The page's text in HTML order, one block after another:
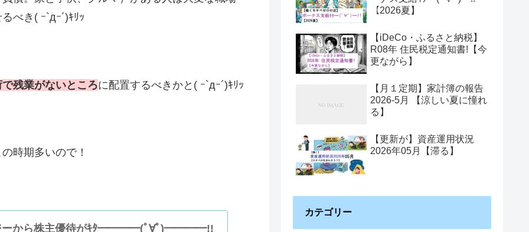
べき( ｰ`дｰ´)ｷﾘｯ
残業がないところに配置するべきかと( ｰ`дｰ´)ｷﾘｯ
時期多いので！
ーから株主優待がｷﾀ━━━━(ﾟ∀ﾟ)━━━━!!
【2026夏】
【iDeCo・ふるさと納税】
R08年 住民税定通知書!【今
更ながら】
【月１定期】家計簿の報告
2026-5月 【涼しい夏に憧れ
る】
【更新が】資産運用状況
2026年05月【滞る】
カテゴリー